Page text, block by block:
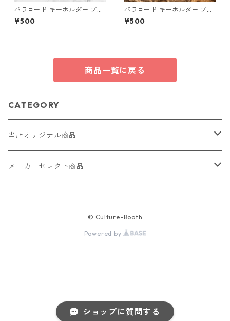
ショップに質問する
パラコード キーホルダー ブル
ー グリーン 編み込み s33
¥500
パラコード キーホルダー ブル
ー×ブラック・ホワイト ハンド
メイド 国産 本革 ヌメ革
¥500
商品一覧に戻る
CATEGORY
当店オリジナル商品
レザー（革）
お守りケース Lサイズ
ドール服 22cm・27cm
メーカーセレクト商品
© Culture-Booth
Powered by